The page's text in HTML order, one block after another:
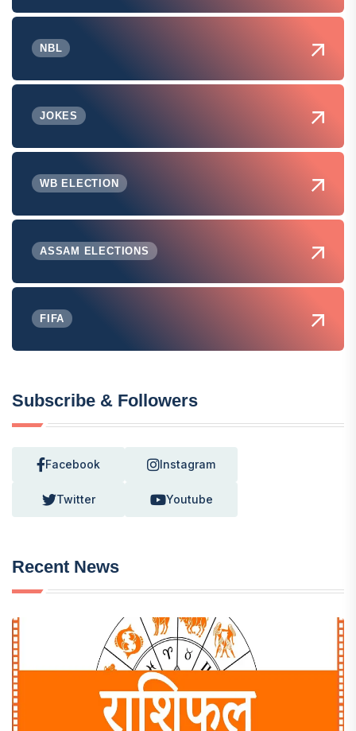
NBL
JOKES
WB ELECTION
ASSAM ELECTIONS
FIFA
Subscribe & Followers
Facebook Instagram
Twitter Youtube
Recent News